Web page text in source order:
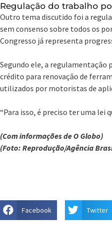
Regulação do trabalho
Outro tema discutido foi a
sem consenso sobre todos os
Congresso já representa
Segundo ele, a regulamentação
crédito para renovação de
utilizados por motoristas de
“Para isso, é preciso ter uma lei
(Com informações de O Globo)
(Foto: Reprodução/Agência
Facebook Twitter